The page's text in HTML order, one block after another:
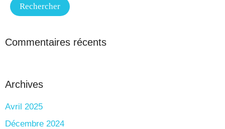
Commentaires récents
Archives
Avril 2025
Décembre 2024